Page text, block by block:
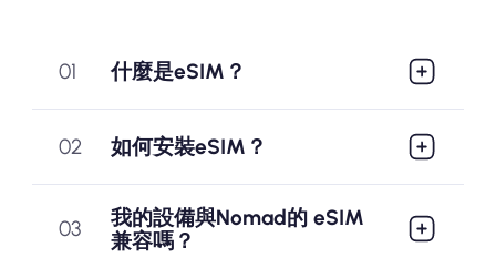
01 什麼是eSIM？
02 如何安裝eSIM？
03
我的設備與Nomad的 eSIM
兼容嗎？